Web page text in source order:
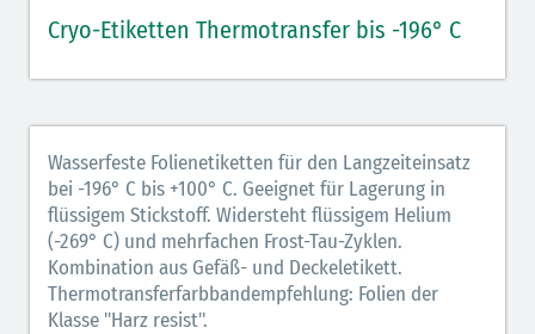
Cryo-Etiketten rechteckig + Klebepunkt
Cryo-Etiketten Klebepunkt
Cryo-Etiketten Frostüberklebung
Cryo-Etiketten wrap-around
Cryo-Etiketten Metallbeklebung
Cryo-Etiketten IVF Halme
Cryo Sicherheits-/Verschlußetiketten
Cryo-Etiketten Thermotransfer bis -196° C
Wasserfeste Folienetiketten für den Langzeiteinsatz
bei -196° C bis +100° C. Geeignet für Lagerung in
flüssigem Stickstoff. Widersteht flüssigem Helium
(-269° C) und mehrfachen Frost-Tau-Zyklen.
Kombination aus Gefäß- und Deckeletikett.
Thermotransferfarbbandempfehlung: Folien der
Klasse "Harz resist".